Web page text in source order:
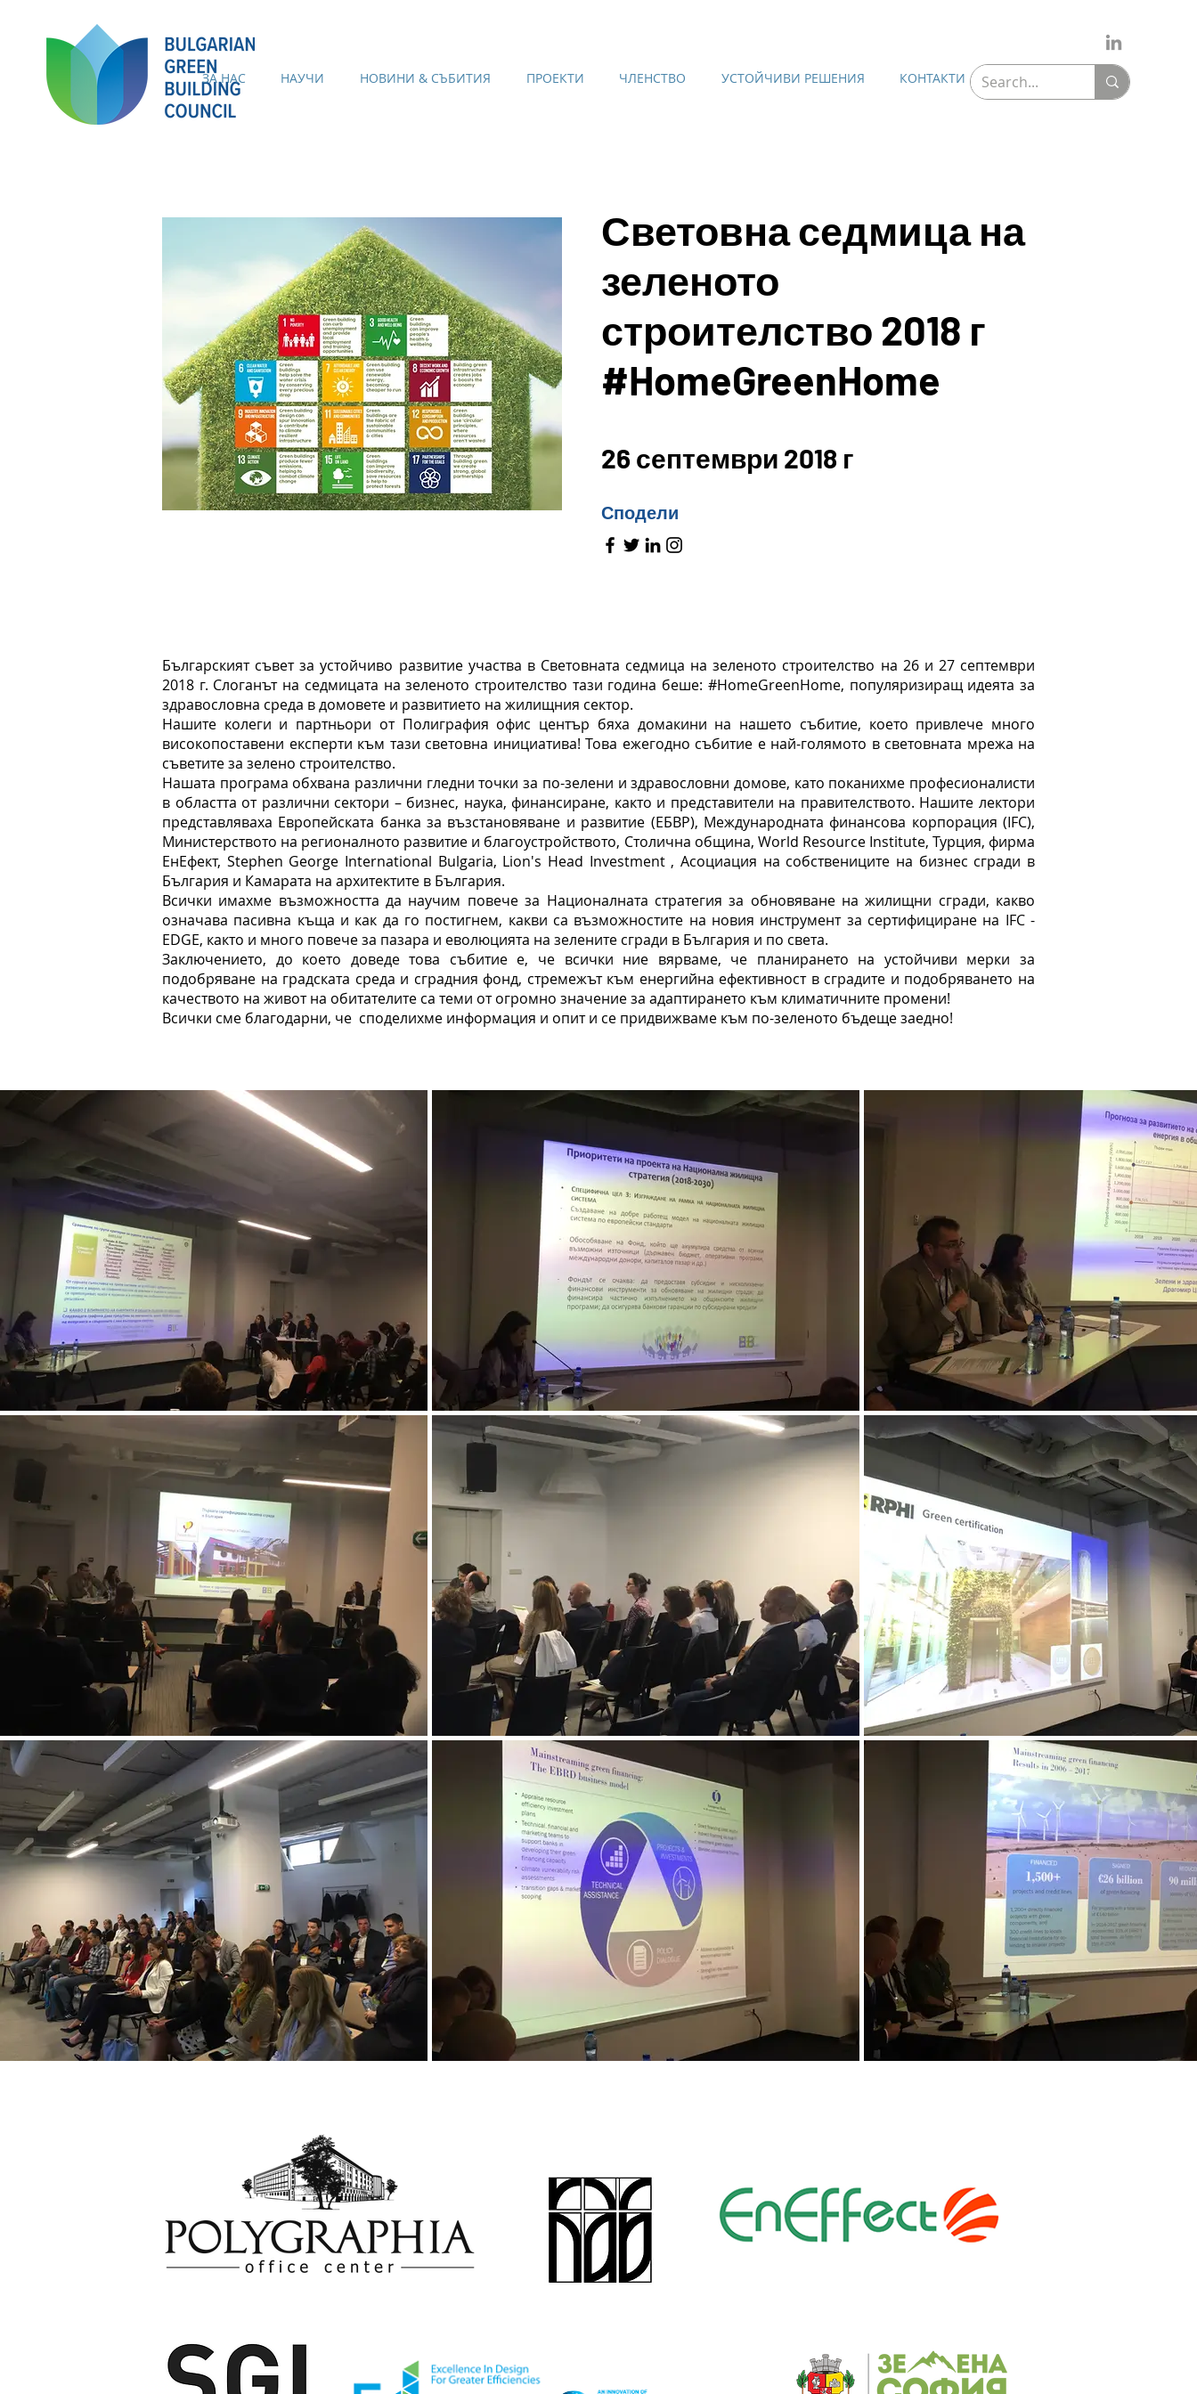
ЗА НАС НАУЧИ НОВИНИ & СЪБИТИЯ ПРОЕКТИ ЧЛЕНСТВО УСТОЙЧИВИ РЕШЕНИЯ КОНТАКТИ
Световна седмица на
зеленото
строителство 2018 г
#HomeGreenHome
26 септември 2018 г
Сподели
Българският съвет за устойчиво развитие участва в Световната седмица на зеленото строителство на 26 и 27 септември
2018 г. Слоганът на седмицата на зеленото строителство тази година беше: #HomeGreenHome, популяризиращ идеята за
здравословна среда в домовете и развитието на жилищния сектор.
Нашите колеги и партньори от Полиграфия офис център бяха домакини на нашето събитие, което привлече много
високопоставени експерти към тази световна инициатива! Това ежегодно събитие е най-голямото в световната мрежа на
съветите за зелено строителство.
Нашата програма обхвана различни гледни точки за по-зелени и здравословни домове, като поканихме професионалисти
в областта от различни сектори – бизнес, наука, финансиране, както и представители на правителството. Нашите лектори
представляваха Европейската банка за възстановяване и развитие (ЕБВР), Международната финансова корпорация (IFC),
Министерството на регионалното развитие и благоустройството, Столична община, World Resource Institute, Турция, фирма
ЕнЕфект, Stephen George International Bulgaria, Lion's Head Investment , Асоциация на собствениците на бизнес сгради в
България и Камарата на архитектите в България.
Всички имахме възможността да научим повече за Националната стратегия за обновяване на жилищни сгради, какво
означава пасивна къща и как да го постигнем, какви са възможностите на новия инструмент за сертифициране на IFC -
EDGE, както и много повече за пазара и еволюцията на зелените сгради в България и по света.
Заключението, до което доведе това събитие е, че всички ние вярваме, че планирането на устойчиви мерки за
подобряване на градската среда и сградния фонд, стремежът към енергийна ефективност в сградите и подобряването на
качеството на живот на обитателите са теми от огромно значение за адаптирането към климатичните промени!
Всички сме благодарни, че споделихме информация и опит и се придвижваме към по-зеленото бъдеще заедно!